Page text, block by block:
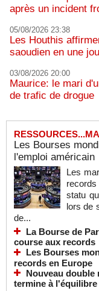
après un incident
05/08/2026 23:38
Les Houthis
saoudien en une
03/08/2026 20:00
Maurice: le mari
de trafic de drogue
Les Bourses
l'emploi américain
Les
statu
lors de
de...
La Bourse de
course aux records
Les Bourses
records en Europe
Nouveau double
termine à l'équilibre